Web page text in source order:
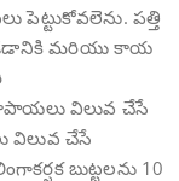
పెట్టుకోవలెను. పత్తి
మరియు కాయ
విలువ చేసే
విలువ చేసే
బుట్టలను 10